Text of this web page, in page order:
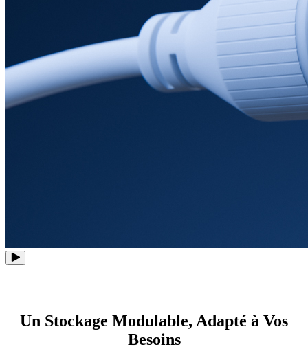
Un Stockage Modulable, Adapté à Vos
Besoins